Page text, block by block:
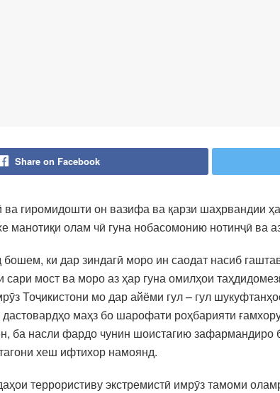
Share on Facebook
ва гиромидошти он вазифа ва қарзи шаҳрвандии
манотиқи олам чӣ гуна нобасомонию нотинҷӣ ва
ки дар зиндагӣ моро ин саодат насиб
мост ва моро аз ҳар гуна омилҳои
Тоҷикистони мо дар айёми гул – гул
маҳз бо шарофати роҳбарияти
ба насли фардо чунин шоистагию зафармандиро
хеш ифтихор намоянд.
террористиву экстремистӣ имрӯз тамоми